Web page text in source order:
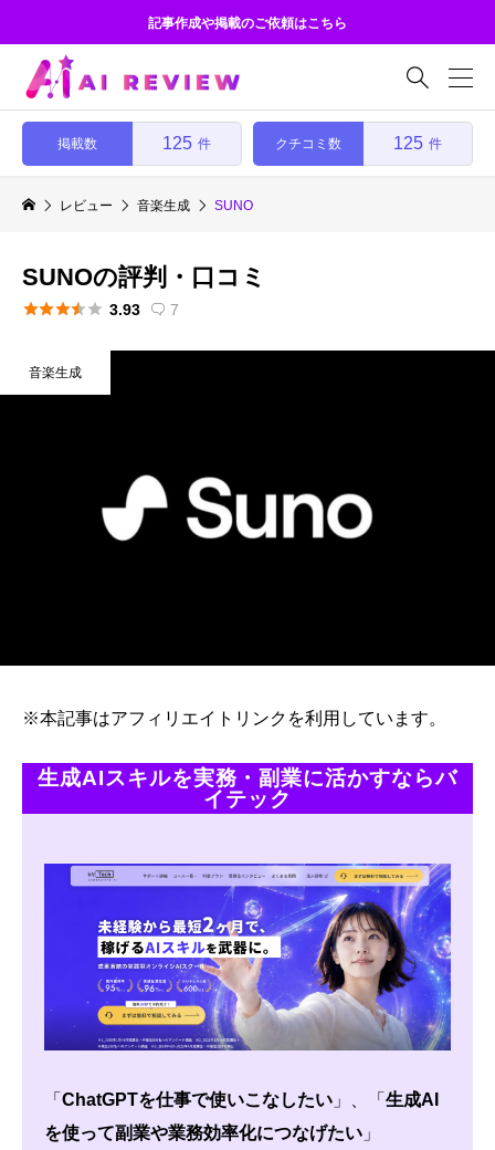
記事作成や掲載のご依頼はこちら

掲載数 125 件 クチコミ数 125 件
レビュー 音楽生成 SUNO
SUNOの評判・口コミ
 3.93  7
音楽生成
※本記事はアフィリエイトリンクを利用しています。
生成AIスキルを実務・副業に活かすならバ
イテック
「 ChatGPTを仕事で使いこなしたい 」、「 生成AI
を使って副業や業務効率化につなげたい 」